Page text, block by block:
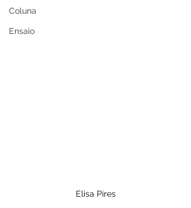
Coluna
Ensaio
Elisa Pires